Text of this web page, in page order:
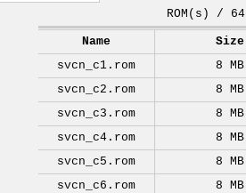
ROM(s) / 64
Name
Size
svcn_c1.rom
8 MB
svcn_c2.rom
8 MB
svcn_c3.rom
8 MB
svcn_c4.rom
8 MB
svcn_c5.rom
8 MB
svcn_c6.rom
8 MB